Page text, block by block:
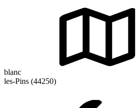
blanc
les-Pins (44250)